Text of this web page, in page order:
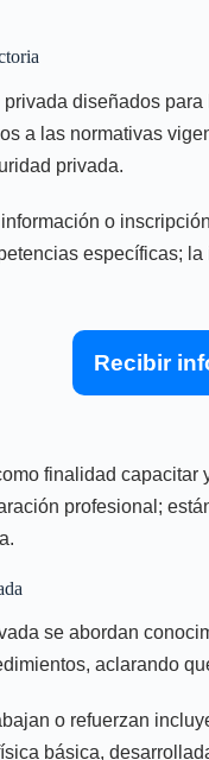
diseñados
a las normativas
privada.
o
específicas;
Recibir
finalidad
profesional;
se abordan
aclarando
o refuerzan
básica,